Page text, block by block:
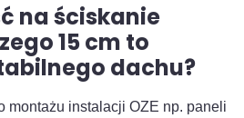
na ściskanie
15 cm to
dachu?
montażu instalacji OZE np. paneli